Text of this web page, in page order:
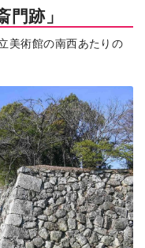
跡」
美術館の南西あたりの